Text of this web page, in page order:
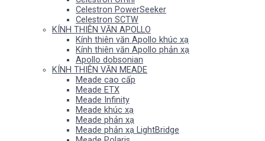
Celestron PowerSeeker
Celestron SCTW
KÍNH THIÊN VĂN APOLLO
Kính thiên văn Apollo khúc xạ
Kính thiên văn Apollo phản xạ
Apollo dobsonian
KÍNH THIÊN VĂN MEADE
Meade cao cấp
Meade ETX
Meade Infinity
Meade khúc xạ
Meade phản xạ
Meade phản xạ LightBridge